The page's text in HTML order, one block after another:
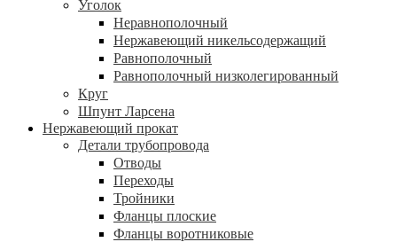
Уголок
Неравнополочный
Нержавеющий никельсодержащий
Равнополочный
Равнополочный низколегированный
Круг
Шпунт Ларсена
Нержавеющий прокат
Детали трубопровода
Отводы
Переходы
Тройники
Фланцы плоские
Фланцы воротниковые